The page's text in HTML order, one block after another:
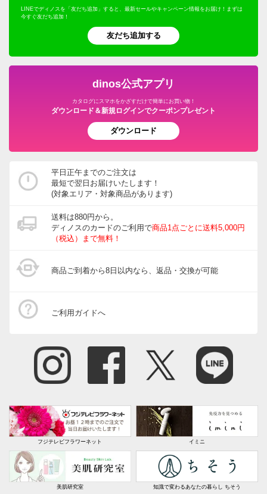
LINEでディノスを「友だち追加」すると、最新セールやキャンペーン情報をお届け！まずは
今すぐ友だち追加！
友だち追加する
dinos公式アプリ
カタログにスマホをかざすだけで簡単にお買い物！
ダウンロード＆新規ログインでクーポンプレゼント
ダウンロード
平日正午までのご注文は
最短で翌日お届けいたします！
(対象エリア・対象商品があります)
送料は880円から。
ディノスのカードのご利用で商品1点ごとに送料5,000円
（税込）まで無料！
商品ご到着から8日以内なら、返品・交換が可能
ご利用ガイドへ
フジテレビフラワーネット イミニ
美肌研究室 知識で変わるあなたの暮らし ちそう